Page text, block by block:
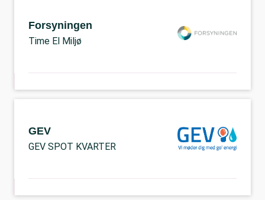
Forsyningen
Time El Miljø
GEV
GEV SPOT KVARTER